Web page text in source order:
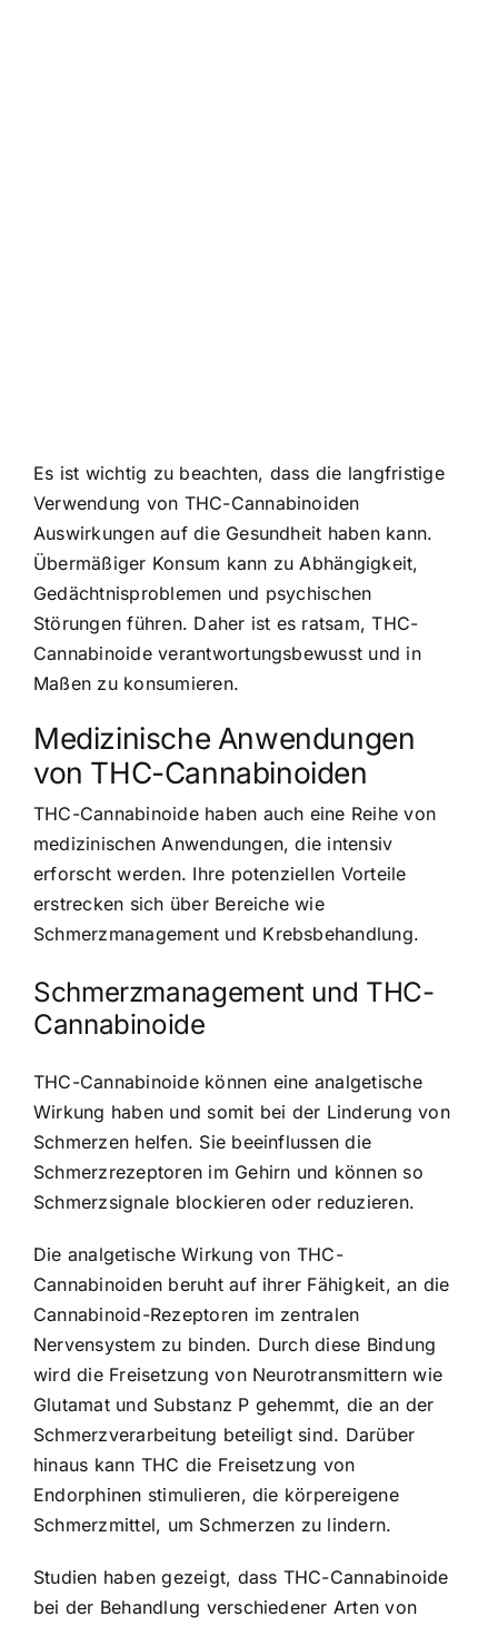
Es ist wichtig zu beachten, dass die langfristige
Verwendung von THC-Cannabinoiden
Auswirkungen auf die Gesundheit haben kann.
Übermäßiger Konsum kann zu Abhängigkeit,
Gedächtnisproblemen und psychischen
Störungen führen. Daher ist es ratsam, THC-
Cannabinoide verantwortungsbewusst und in
Maßen zu konsumieren.
Medizinische Anwendungen
von THC-Cannabinoiden
THC-Cannabinoide haben auch eine Reihe von
medizinischen Anwendungen, die intensiv
erforscht werden. Ihre potenziellen Vorteile
erstrecken sich über Bereiche wie
Schmerzmanagement und Krebsbehandlung.
Schmerzmanagement und THC-
Cannabinoide
THC-Cannabinoide können eine analgetische
Wirkung haben und somit bei der Linderung von
Schmerzen helfen. Sie beeinflussen die
Schmerzrezeptoren im Gehirn und können so
Schmerzsignale blockieren oder reduzieren.
Die analgetische Wirkung von THC-
Cannabinoiden beruht auf ihrer Fähigkeit, an die
Cannabinoid-Rezeptoren im zentralen
Nervensystem zu binden. Durch diese Bindung
wird die Freisetzung von Neurotransmittern wie
Glutamat und Substanz P gehemmt, die an der
Schmerzverarbeitung beteiligt sind. Darüber
hinaus kann THC die Freisetzung von
Endorphinen stimulieren, die körpereigene
Schmerzmittel, um Schmerzen zu lindern.
Studien haben gezeigt, dass THC-Cannabinoide
bei der Behandlung verschiedener Arten von